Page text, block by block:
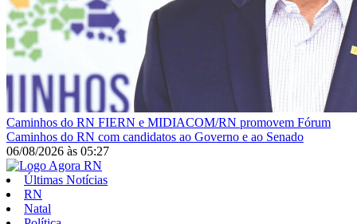
Caminhos do RN FIERN e MIDIACOM/RN promovem Fórum
Caminhos do RN com candidatos ao Governo e ao Senado
06/08/2026 às 05:27
Últimas Notícias
RN
Natal